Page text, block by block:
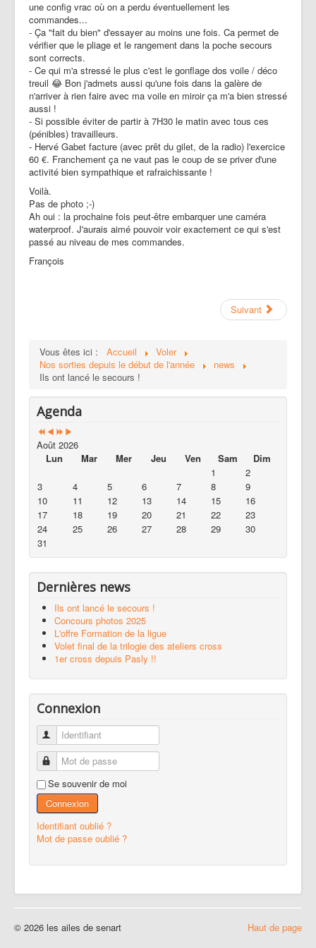
une config vrac où on a perdu éventuellement les
commandes...
- Ça "fait du bien" d'essayer au moins une fois. Ca permet de
vérifier que le pliage et le rangement dans la poche secours
sont corrects.
- Ce qui m'a stressé le plus c'est le gonflage dos voile / déco
treuil 😂 Bon j'admets aussi qu'une fois dans la galère de
n'arriver à rien faire avec ma voile en miroir ça m'a bien stressé
aussi !
- Si possible éviter de partir à 7H30 le matin avec tous ces
(pénibles) travailleurs.
- Hervé Gabet facture (avec prêt du gilet, de la radio) l'exercice
60 €. Franchement ça ne vaut pas le coup de se priver d'une
activité bien sympathique et rafraichissante !
Voilà.
Pas de photo ;-)
Ah oui : la prochaine fois peut-être embarquer une caméra
waterproof. J'aurais aimé pouvoir voir exactement ce qui s'est
passé au niveau de mes commandes.
François
Suivant
Vous êtes ici : Accueil
Voler
Nos sorties depuis le début de l'année
news
Ils ont lancé le secours !
Agenda
Août 2026
Lun
Mar Mer Jeu Ven Sam
Dim
1
2
3
4 5 6 7 8
9
10
11 12 13 14 15
16
17
18 19 20 21 22
23
24
25 26 27 28 29
30
31
Dernières news
Ils ont lancé le secours !
Concours photos 2025
L'offre Formation de la ligue
Volet final de la trilogie des ateliers cross
1er cross depuis Pasly !!
Connexion
Identifiant
Mot de passe
Se souvenir de moi
Connexion
Identifiant oublié ?
Mot de passe oublié ?
Haut de page
© 2026 les ailes de senart